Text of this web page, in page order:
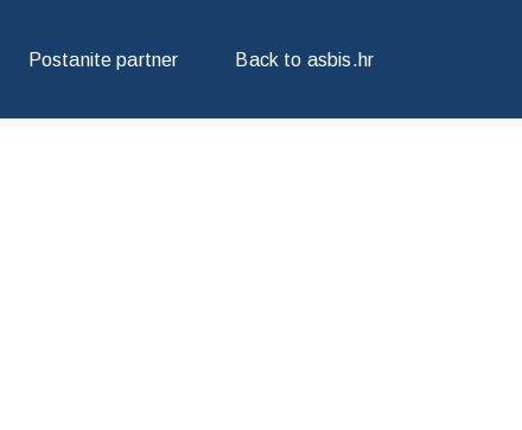
Postanite partner Back to asbis.hr